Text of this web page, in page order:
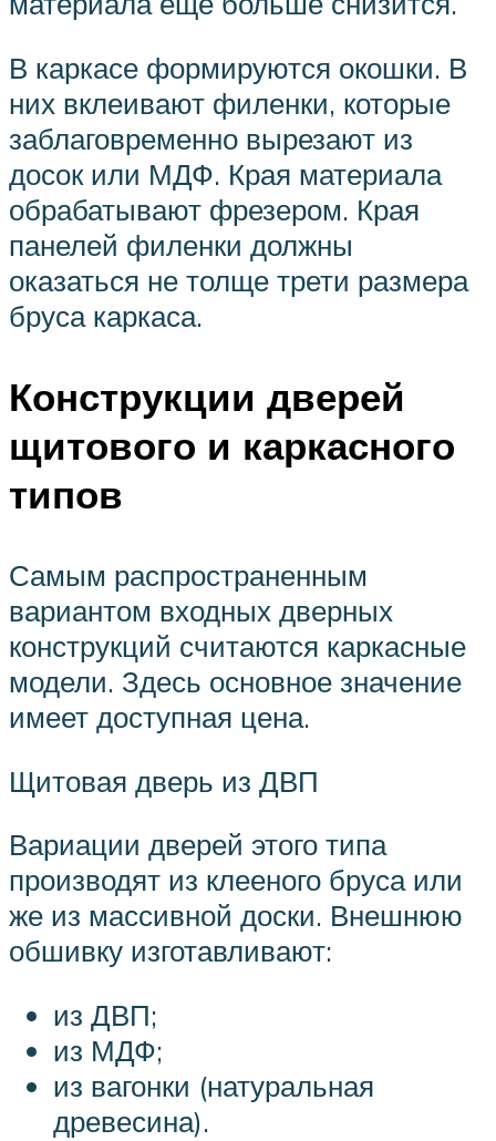
В каркасе формируются окошки. В
них вклеивают филенки, которые
заблаговременно вырезают из
досок или МДФ. Края материала
обрабатывают фрезером. Края
панелей филенки должны
оказаться не толще трети размера
бруса каркаса.
Конструкции дверей
щитового и каркасного
типов
Самым распространенным
вариантом входных дверных
конструкций считаются каркасные
модели. Здесь основное значение
имеет доступная цена.
Щитовая дверь из ДВП
Вариации дверей этого типа
производят из клееного бруса или
же из массивной доски. Внешнюю
обшивку изготавливают:
из ДВП;
из МДФ;
из вагонки (натуральная
древесина).